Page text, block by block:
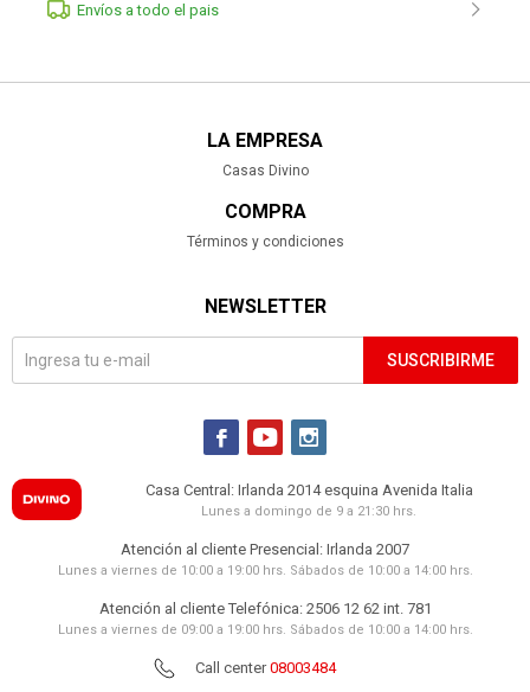
Envíos a todo el pais
LA EMPRESA
Casas Divino
COMPRA
Términos y condiciones
NEWSLETTER
SUSCRIBIRME
  
Casa Central: Irlanda 2014 esquina Avenida Italia
Lunes a domingo de 9 a 21:30 hrs.
Atención al cliente Presencial: Irlanda 2007
Lunes a viernes de 10:00 a 19:00 hrs. Sábados de 10:00 a 14:00 hrs.
Atención al cliente Telefónica: 2506 12 62 int. 781
Lunes a viernes de 09:00 a 19:00 hrs. Sábados de 10:00 a 14:00 hrs.
Call center08003484